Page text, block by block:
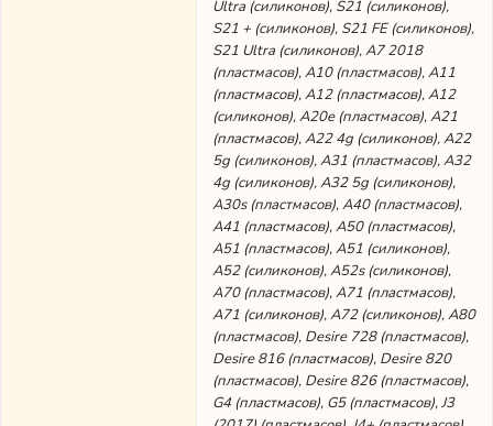
Ultra (силиконов), S21 (силиконов),
S21 + (силиконов), S21 FE (силиконов),
S21 Ultra (силиконов), А7 2018
(пластмасов), A10 (пластмасов), A11
(пластмасов), A12 (пластмасов), A12
(силиконов), A20e (пластмасов), A21
(пластмасов), A22 4g (силиконов), A22
5g (силиконов), A31 (пластмасов), A32
4g (силиконов), A32 5g (силиконов),
A30s (пластмасов), A40 (пластмасов),
A41 (пластмасов), A50 (пластмасов),
A51 (пластмасов), A51 (силиконов),
A52 (силиконов), A52s (силиконов),
A70 (пластмасов), A71 (пластмасов),
A71 (силиконов), A72 (силиконов), A80
(пластмасов), Desire 728 (пластмасов),
Desire 816 (пластмасов), Desire 820
(пластмасов), Desire 826 (пластмасов),
G4 (пластмасов), G5 (пластмасов), J3